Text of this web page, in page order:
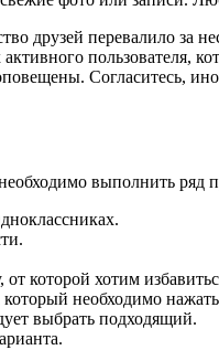
друзей перевалило за
пользователя,
Согласитесь,
выполнить ряд
которой хотим
необходимо
выбрать подходящий.